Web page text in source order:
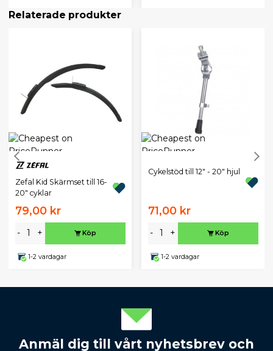
Relaterade produkter
Zefal Kid Skärmset till 16-
20" cyklar
79,00 kr
- + Köp
1-2 vardagar
Cykelstöd till 12" - 20" hjul
71,00 kr
- + Köp
1-2 vardagar
Anmäl dig till vårt nyhetsbrev och